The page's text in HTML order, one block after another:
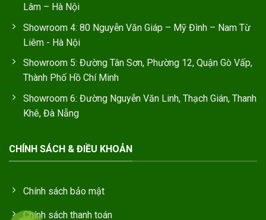
Lâm – Hà Nội
Showroom 4: 80 Nguyễn Văn Giáp – Mỹ Đình – Nam Từ
Liêm - Hà Nội
Showroom 5: Đường Tân Sơn, Phường 12, Quận Gò Vấp,
Thành Phố Hồ Chí Minh
Showroom 6: Đường Nguyễn Văn Linh, Thạch Gián, Thanh
Khê, Đà Nẵng
CHÍNH SÁCH & ĐIỀU KHOẢN
Chính sách bảo mật
Chính sách thanh toán